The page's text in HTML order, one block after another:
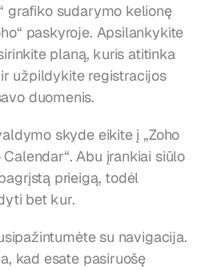
grafiko sudarymo kelionę
paskyroje. Apsilankykite
planą, kuris atitinka
užpildykite registracijos
duomenis.
skyde eikite į „Zoho
Calendar“. Abu įrankiai siūlo
prieigą, todėl
bet kur.
su navigacija.
kad esate pasiruošę